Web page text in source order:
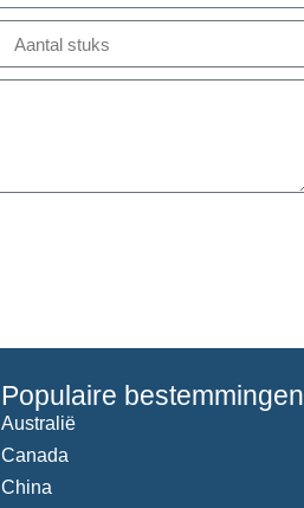
Populaire bestemmingen
Australië
Canada
China